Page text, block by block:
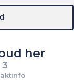
her
3